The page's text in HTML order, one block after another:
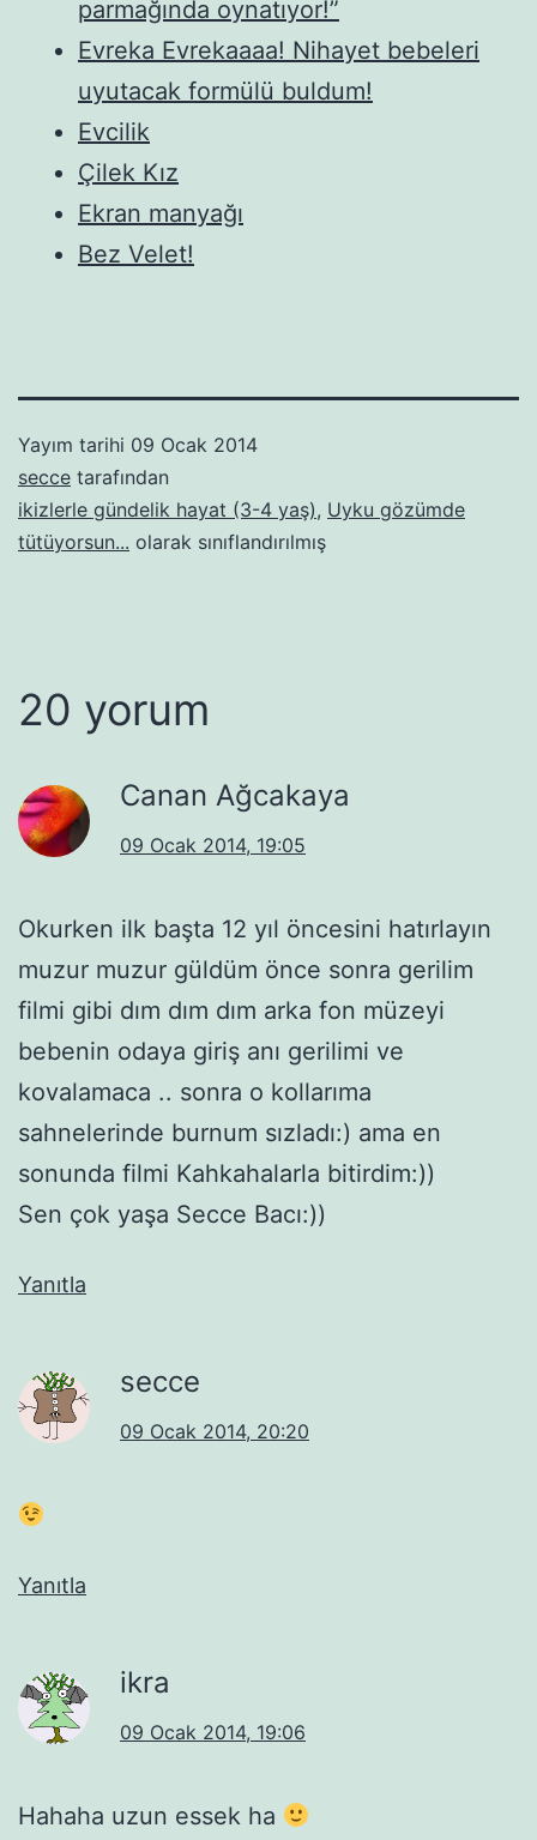
parmağında oynatıyor!”
Evreka Evrekaaaa! Nihayet bebeleri
uyutacak formülü buldum!
Evcilik
Çilek Kız
Ekran manyağı
Bez Velet!
Yayım tarihi 09 Ocak 2014
secce tarafından
ikizlerle gündelik hayat (3-4 yaş), Uyku gözümde
tütüyorsun... olarak sınıflandırılmış
20 yorum
Canan Ağcakaya
09 Ocak 2014, 19:05
Okurken ilk başta 12 yıl öncesini hatırlayın
muzur muzur güldüm önce sonra gerilim
filmi gibi dım dım dım arka fon müzeyi
bebenin odaya giriş anı gerilimi ve
kovalamaca .. sonra o kollarıma
sahnelerinde burnum sızladı:) ama en
sonunda filmi Kahkahalarla bitirdim:))
Sen çok yaşa Secce Bacı:))
Yanıtla
secce
09 Ocak 2014, 20:20
Yanıtla
ikra
09 Ocak 2014, 19:06
Hahaha uzun essek ha